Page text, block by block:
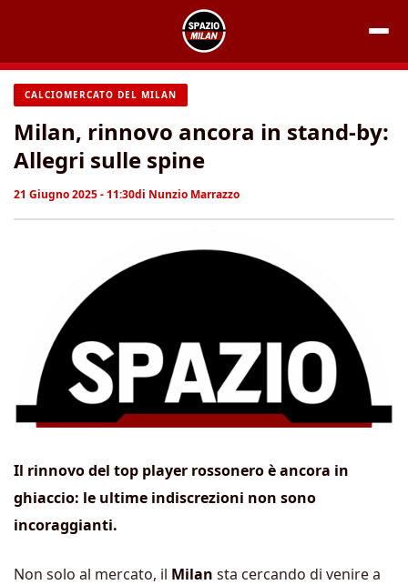
contenuto
CALCIOMERCATO DEL MILAN
Milan, rinnovo ancora in stand-by:
Allegri sulle spine
21 Giugno 2025 - 11:30di Nunzio Marrazzo
Il rinnovo del top player rossonero è ancora in
ghiaccio: le ultime indiscrezioni non sono
incoraggianti.
Non solo al mercato, il Milan sta cercando di venire a